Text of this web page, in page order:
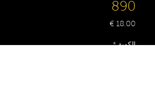
890
السعر
الكمية *